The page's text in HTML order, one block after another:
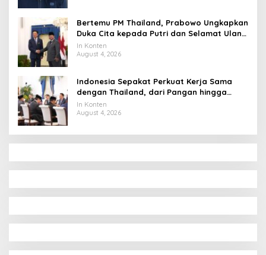
Bertemu PM Thailand, Prabowo Ungkapkan
Duka Cita kepada Putri dan Selamat Ulang
Tahun ke Raja Thailand
In Konten
August 4, 2026
Indonesia Sepakat Perkuat Kerja Sama
dengan Thailand, dari Pangan hingga
Ekonomi Digital
In Konten
August 4, 2026